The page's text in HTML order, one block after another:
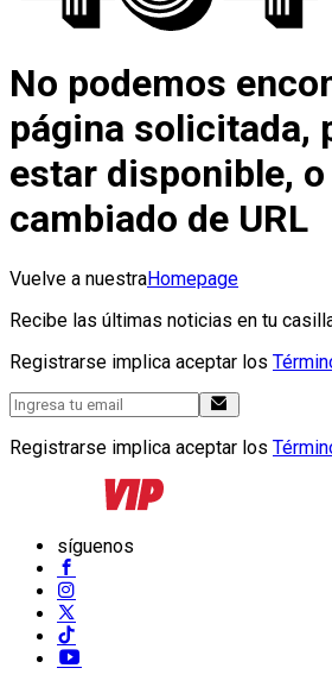
No podemos
página solicitada,
estar disponible,
cambiado de URL
Vuelve a nuestraHomepage
Recibe las últimas noticias en tu
Registrarse implica aceptar los
Registrarse implica aceptar los
síguenos